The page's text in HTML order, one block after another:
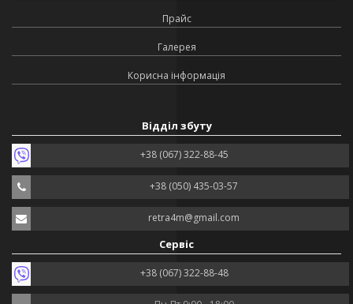
Прайс
Галерея
Корисна інформація
Відділ збуту
+38 (067) 322-88-45
+38 (050) 435-03-57
retra4m@gmail.com
Сервіс
+38 (067) 322-88-48